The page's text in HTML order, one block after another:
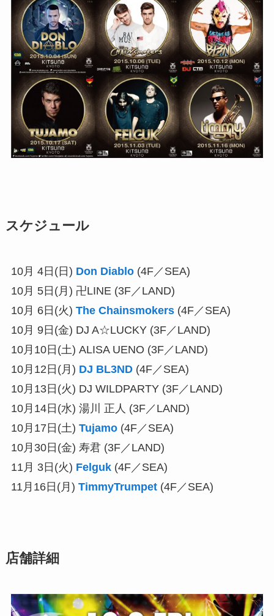
スケジュール
10月 4日(日) Don Diablo(4F／SEA)
10月 5日(月) 卍LINE (3F／LAND)
10月 6日(火) The Chainsmokers(4F／SEA)
10月 9日(金) DJ A☆LUCKY (3F／LAND)
10月10日(土) ALISA UENO (3F／LAND)
10月12日(月) DJ BL3ND(4F／SEA)
10月13日(火) DJ WILDPARTY (3F／LAND)
10月14日(水) 湯川 正人 (3F／LAND)
10月17日(土) Tujamo(4F／SEA)
10月30日(金) 寿君 (3F／LAND)
11月 3日(火) Felguk(4F／SEA)
11月16日(月) TimmyTrumpet(4F／SEA)
店舗詳細